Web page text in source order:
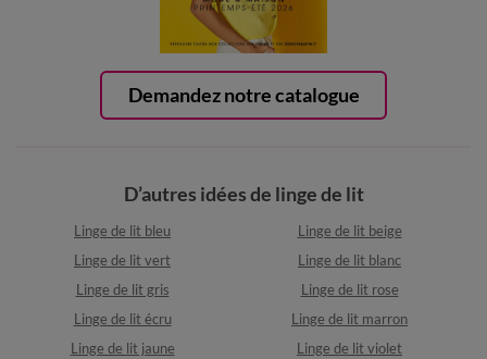
Demandez notre catalogue
D’autres idées de linge de lit
Linge de lit bleu
Linge de lit beige
Linge de lit vert
Linge de lit blanc
Linge de lit gris
Linge de lit rose
Linge de lit écru
Linge de lit marron
Linge de lit jaune
Linge de lit violet